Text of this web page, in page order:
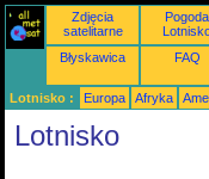
Zdjęcia
satelitarne
Pogoda
Błyskawica
FAQ
Lotnisko : Europa Afryka
Lotnisko